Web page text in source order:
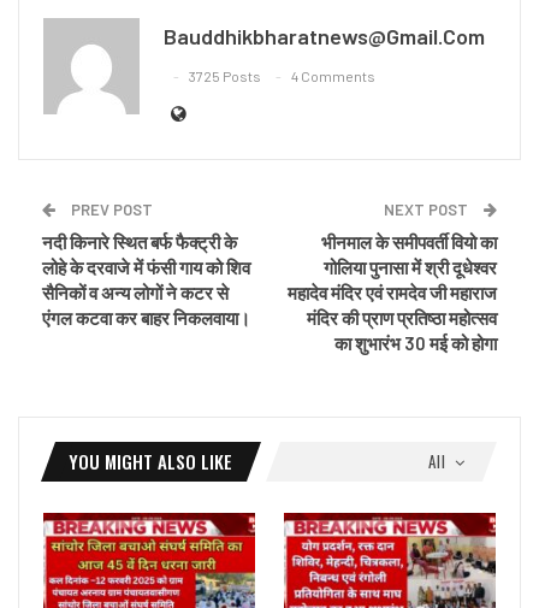
Bauddhikbharatnews@gmail.com
3725 Posts 4 Comments
PREV POST
नदी किनारे स्थित बर्फ फैक्ट्री के
लोहे के दरवाजे में फंसी गाय को शिव
सैनिकों व अन्य लोगों ने कटर से
एंगल कटवा कर बाहर निकलवाया।
NEXT POST
भीनमाल के समीपवर्ती वियो का
गोलिया पुनासा में श्री दूधेश्वर
महादेव मंदिर एवं रामदेव जी महाराज
मंदिर की प्राण प्रतिष्ठा महोत्सव
का शुभारंभ 30 मई को होगा
All
YOU MIGHT ALSO LIKE